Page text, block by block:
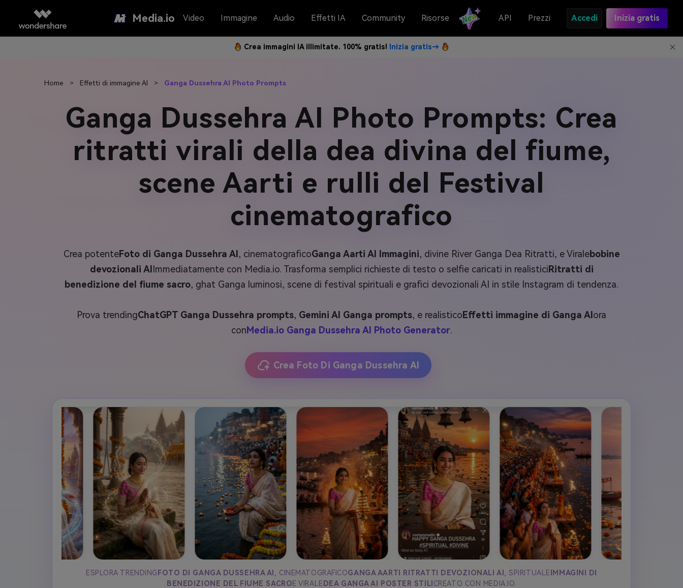
Media.io Video Immagine Audio Effetti IA Community Risorse API Prezzi Accedi Inizia gratis
Crea immagini IA illimitate. 100% gratis! Inizia gratis→
Home > Effetti di immagine AI > Ganga Dussehra AI Photo Prompts
Ganga Dussehra AI Photo Prompts: Crea
ritratti virali della dea divina del fiume,
scene Aarti e rulli del Festival
cinematografico
Crea potenteFoto di Ganga Dussehra AI , cinematograficoGanga Aarti AI Immagini, divine River Ganga Dea Ritratti, e Viralebobine
devozionali AI Immediatamente con Media.io. Trasforma semplici richieste di testo o selfie caricati in realisticiRitratti di
benedizione del fiume sacro, ghat Ganga luminosi, scene di festival spirituali e grafici devozionali AI in stile Instagram di tendenza.
Prova trendingChatGPT Ganga Dussehra prompts, Gemini AI Ganga prompts, e realisticoEffetti immagine di Ganga AI ora
conMedia.io Ganga Dussehra AI Photo Generator.
Crea Foto Di Ganga Dussehra AI
ESPLORA TRENDING FOTO DI GANGA DUSSEHRA AI , CINEMATOGRAFICOGANGA AARTI RITRATTI DEVOZIONALI AI , SPIRITUALE IMMAGINI DI
BENEDIZIONE DEL FIUME SACROE VIRALE DEA GANGA AI POSTER STILI CREATO CON MEDIA.IO.